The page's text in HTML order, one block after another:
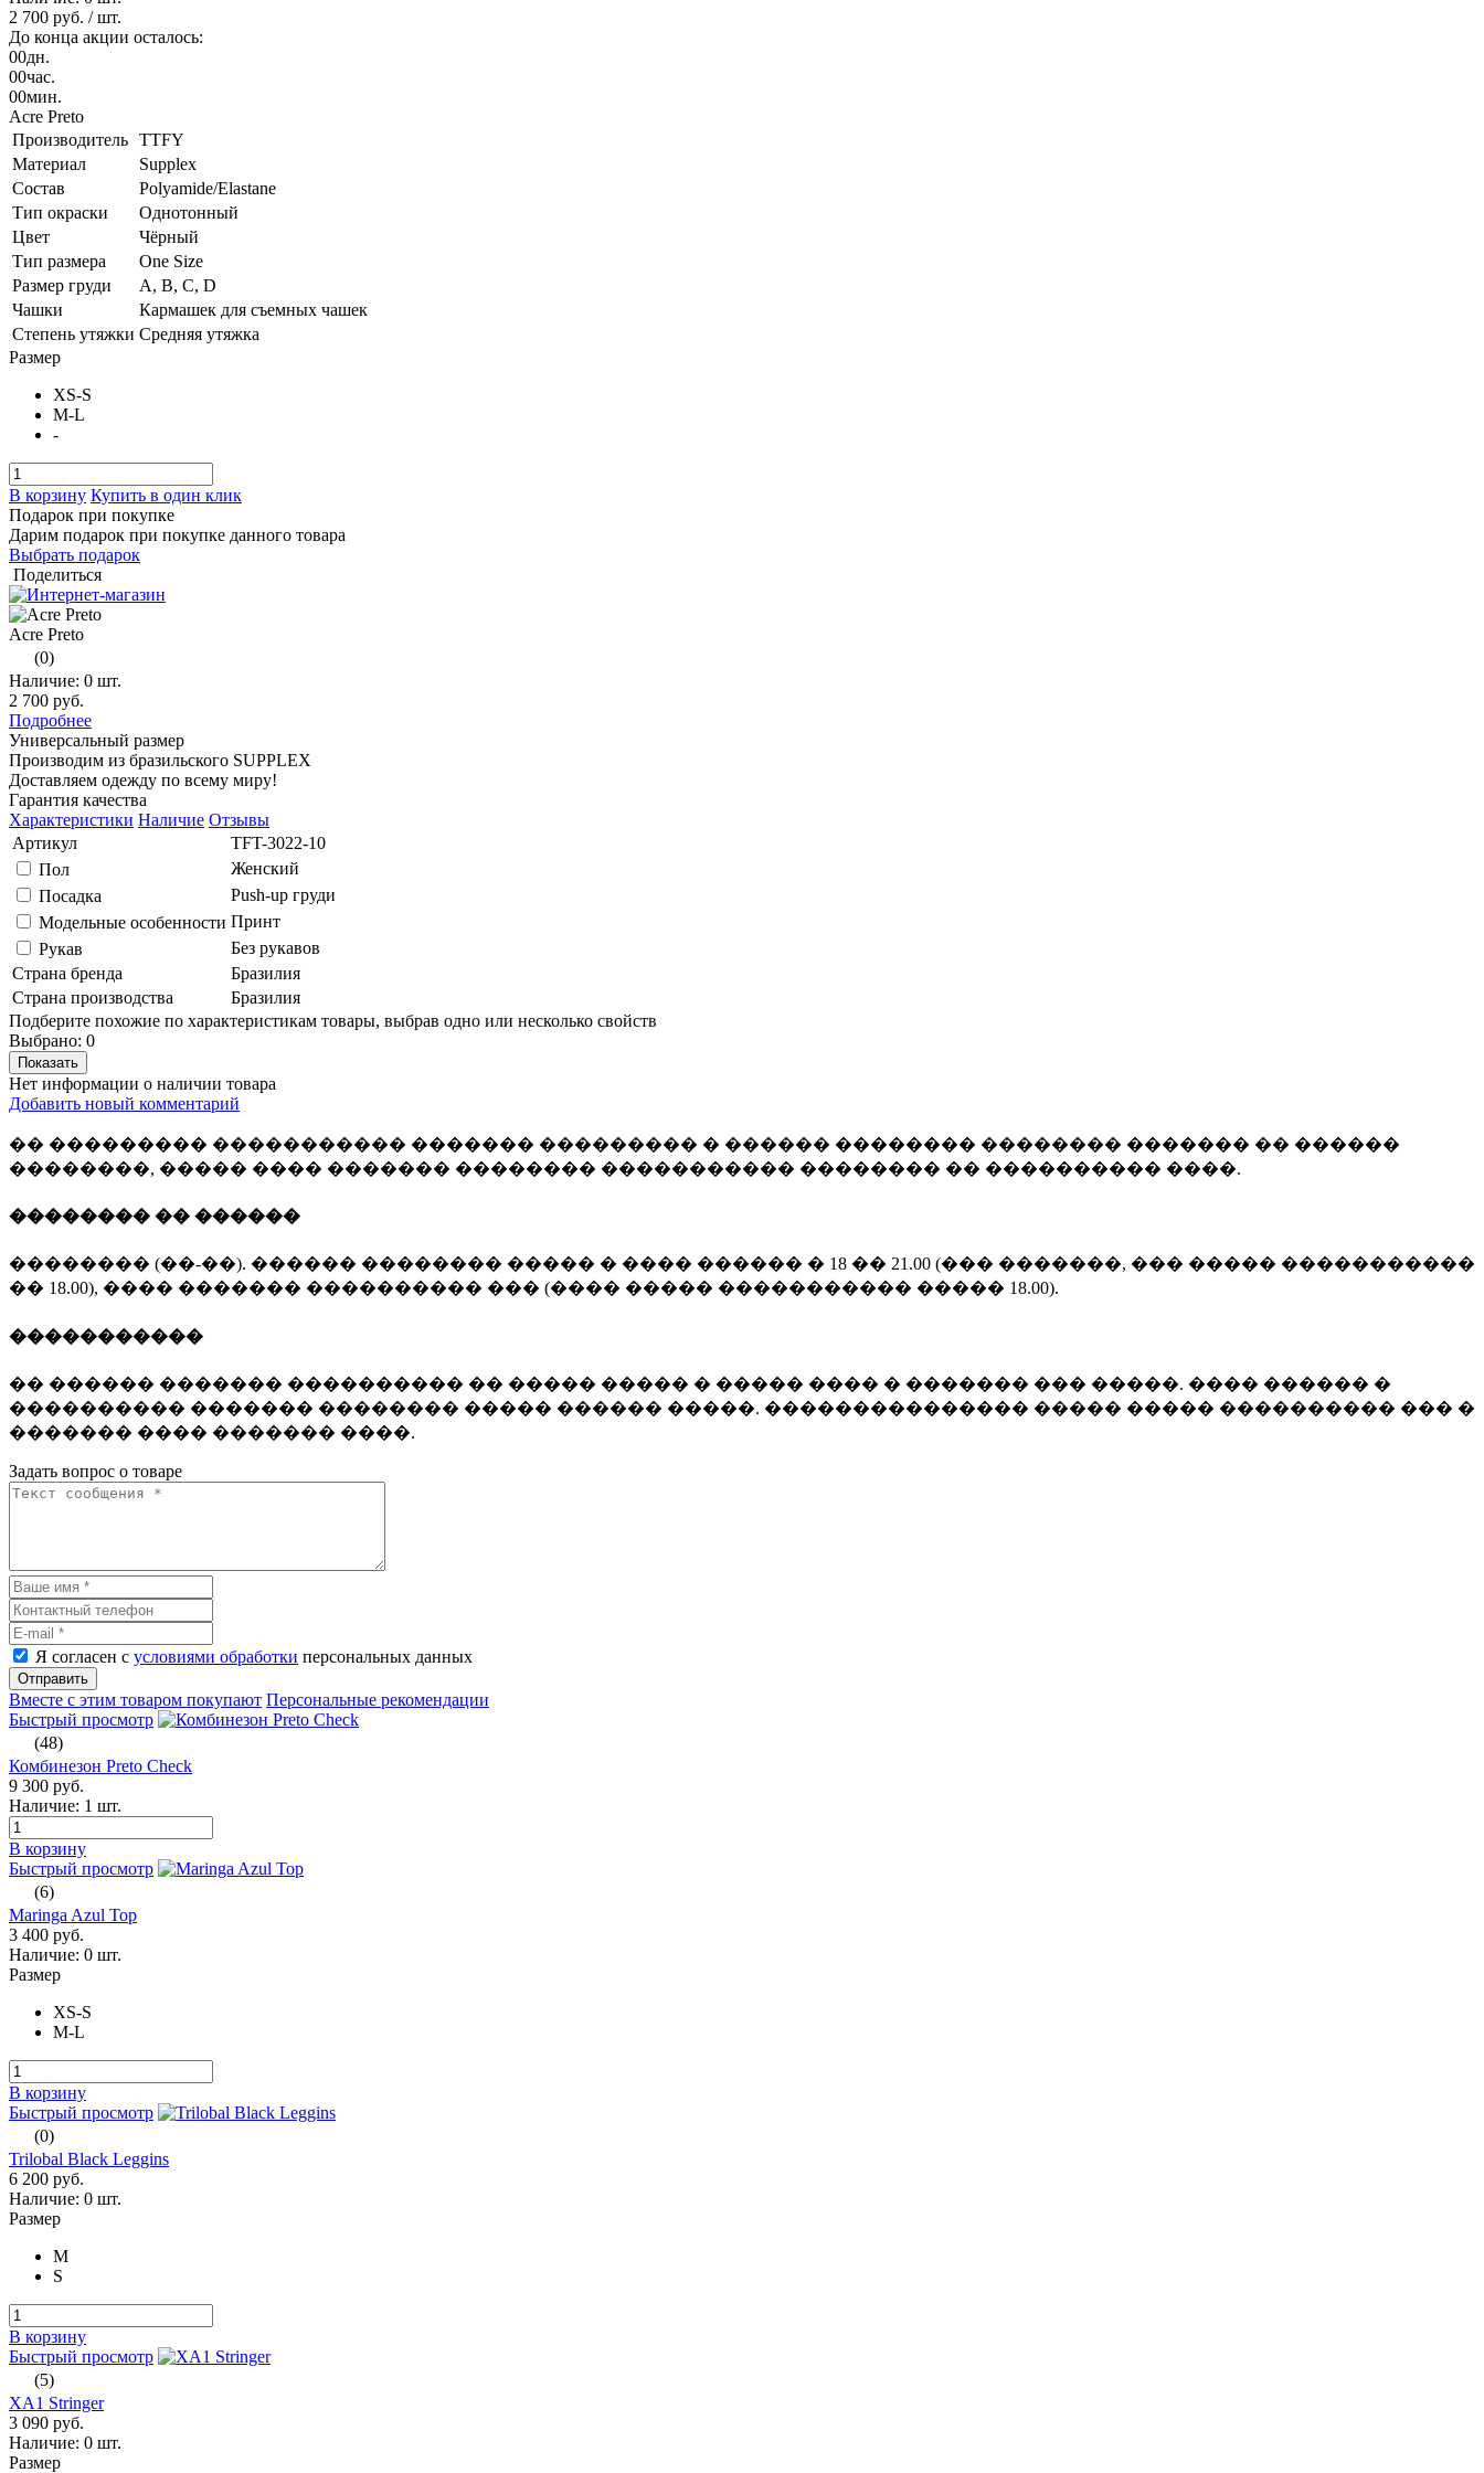
2 700 руб. / шт.
До конца акции осталось:
00дн.
00час.
00мин.
Acre Preto
Производитель TTFY
Материал
Supplex
Состав
Polyamide/Elastane
Тип окраски
Однотонный
Цвет
Чёрный
Тип размера
One Size
Размер груди
A, B, C, D
Чашки
Кармашек для съемных чашек
Степень утяжки Средняя утяжка
Размер
XS-S
M-L
-
В корзину Купить в один клик
Подарок при покупке
Дарим подарок при покупке данного товара
Выбрать подарок
Поделиться
Acre Preto
(0)
Наличие: 0 шт.
2 700 руб.
Подробнее
Универсальный размер
Производим из бразильского SUPPLEX
Доставляем одежду по всему миру!
Гарантия качества
Характеристики Наличие Отзывы
Артикул
TFT-3022-10
Пол
Женский
Посадка
Push-up груди
Модельные особенности Принт
Рукав
Без рукавов
Страна бренда
Бразилия
Страна производства
Бразилия
Подберите похожие по характеристикам товары, выбрав одно или несколько свойств
Выбрано: 0
Показать
Нет информации о наличии товара
Добавить новый комментарий
�� ��������� ����������� ������� ��������� � ������ �������� �������� ������� �� ������
��������, ����� ���� ������� �������� ����������� �������� �� ���������� ����.
�������� �� ������
�������� (��-��). ������ �������� ����� � ���� ������ � 18 �� 21.00 (��� �������, ��� ����� �����������
�� 18.00), ���� ������� ���������� ��� (���� ����� ����������� ����� 18.00).
�����������
�� ������ ������� ���������� �� ����� ����� � ����� ���� � ������� ��� �����. ���� ������ �
���������� ������� �������� ����� ������ �����. ��������������� ����� ����� ���������� ��� �
������� ���� ������� ����.
Задать вопрос о товаре
Я согласен с условиями обработки персональных данных
Отправить
Вместе с этим товаром покупают Персональные рекомендации
Быстрый просмотр
(48)
Комбинезон Preto Check
9 300 руб.
Наличие: 1 шт.
В корзину
Быстрый просмотр
(6)
Maringa Azul Top
3 400 руб.
Наличие: 0 шт.
Размер
XS-S
M-L
В корзину
Быстрый просмотр
(0)
Trilobal Black Leggins
6 200 руб.
Наличие: 0 шт.
Размер
M
S
В корзину
Быстрый просмотр
(5)
XA1 Stringer
3 090 руб.
Наличие: 0 шт.
Размер